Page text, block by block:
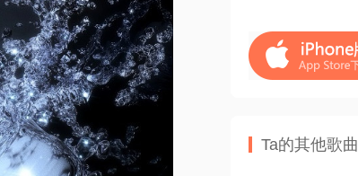
Ta的其他歌曲